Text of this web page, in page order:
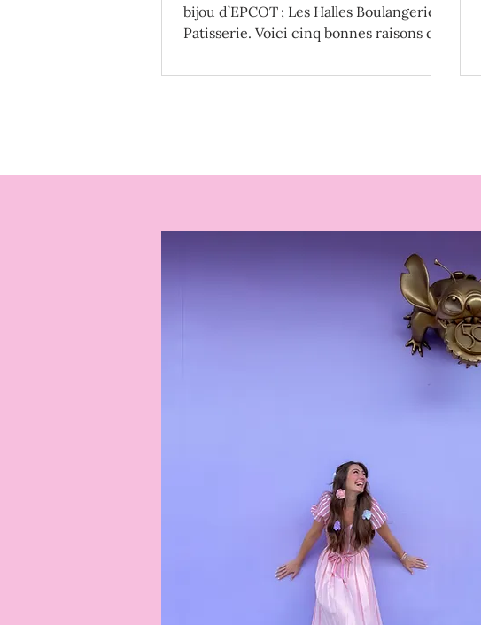
bijou d’EPCOT ; Les Halles Boulangerie &
Patisserie. Voici cinq bonnes raisons d'y